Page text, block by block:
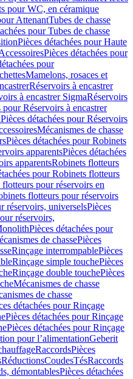
pour WC, en céramique
AttenantTubes de chasse
pour Tubes de chasse
Pièces détachées pour Haute
Pièces détachées pour
pour
Mamelons, rosaces et
Réservoirs à encastrer
à encastrer SigmaRéservoirs
pour Réservoirs à encastrer
Pièces détachées pour Réservoirs
Mécanismes de chasse
Pièces détachées pour Robinets
apparentsPièces détachées
apparentsRobinets flotteurs
pour Robinets flotteurs
pour réservoirs en
flotteurs pour réservoirs
réservoirs, universelsPièces
réservoirs,
Pièces détachées pour
de chassePièces
Rinçage interrompablePièces
Rinçage simple touchePièces
Rinçage double touchePièces
Mécanismes de chasse
de chasse
détachées pour Rinçage
Pièces détachées pour Rinçage
Pièces détachées pour Rinçage
pour l’alimentationGeberit
RaccordsPièces
RéductionsCoudesTésRaccords
démontablesPièces détachées